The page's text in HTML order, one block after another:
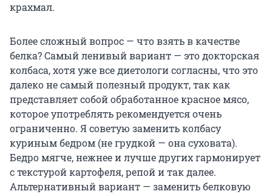
крахмал.
Более сложный вопрос — что взять в качестве
белка? Самый ленивый вариант — это докторская
колбаса, хотя уже все диетологи согласны, что это
далеко не самый полезный продукт, так как
представляет собой обработанное красное мясо,
которое употреблять рекомендуется очень
ограниченно. Я советую заменить колбасу
куриным бедром (не грудкой — она суховата).
Бедро мягче, нежнее и лучше других гармонирует
с текстурой картофеля, репой и так далее.
Альтернативный вариант — заменить белковую